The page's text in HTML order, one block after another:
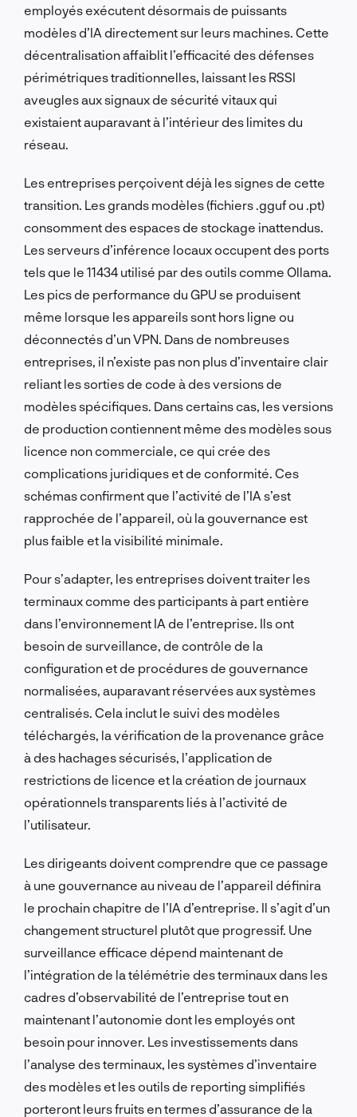
employés exécutent désormais de puissants
modèles d’IA directement sur leurs machines. Cette
décentralisation affaiblit l’efficacité des défenses
périmétriques traditionnelles, laissant les RSSI
aveugles aux signaux de sécurité vitaux qui
existaient auparavant à l’intérieur des limites du
réseau.
Les entreprises perçoivent déjà les signes de cette
transition. Les grands modèles (fichiers .gguf ou .pt)
consomment des espaces de stockage inattendus.
Les serveurs d’inférence locaux occupent des ports
tels que le 11434 utilisé par des outils comme Ollama.
Les pics de performance du GPU se produisent
même lorsque les appareils sont hors ligne ou
déconnectés d’un VPN. Dans de nombreuses
entreprises, il n’existe pas non plus d’inventaire clair
reliant les sorties de code à des versions de
modèles spécifiques. Dans certains cas, les versions
de production contiennent même des modèles sous
licence non commerciale, ce qui crée des
complications juridiques et de conformité. Ces
schémas confirment que l’activité de l’IA s’est
rapprochée de l’appareil, où la gouvernance est
plus faible et la visibilité minimale.
Pour s’adapter, les entreprises doivent traiter les
terminaux comme des participants à part entière
dans l’environnement IA de l’entreprise. Ils ont
besoin de surveillance, de contrôle de la
configuration et de procédures de gouvernance
normalisées, auparavant réservées aux systèmes
centralisés. Cela inclut le suivi des modèles
téléchargés, la vérification de la provenance grâce
à des hachages sécurisés, l’application de
restrictions de licence et la création de journaux
opérationnels transparents liés à l’activité de
l’utilisateur.
Les dirigeants doivent comprendre que ce passage
à une gouvernance au niveau de l’appareil définira
le prochain chapitre de l’IA d’entreprise. Il s’agit d’un
changement structurel plutôt que progressif. Une
surveillance efficace dépend maintenant de
l’intégration de la télémétrie des terminaux dans les
cadres d’observabilité de l’entreprise tout en
maintenant l’autonomie dont les employés ont
besoin pour innover. Les investissements dans
l’analyse des terminaux, les systèmes d’inventaire
des modèles et les outils de reporting simplifiés
porteront leurs fruits en termes d’assurance de la